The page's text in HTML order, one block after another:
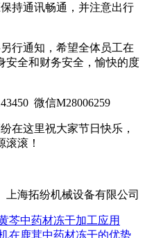
持通讯畅通，并注意出行
行通知，希望全体员工在
安全和财务安全，愉快的度
微信M28006259
在这里祝大家节日快乐，
滚滚！
上海拓纷机械设备有限公司
芩中药材冻干加工应用
在鹿茸中药材冻干的优势